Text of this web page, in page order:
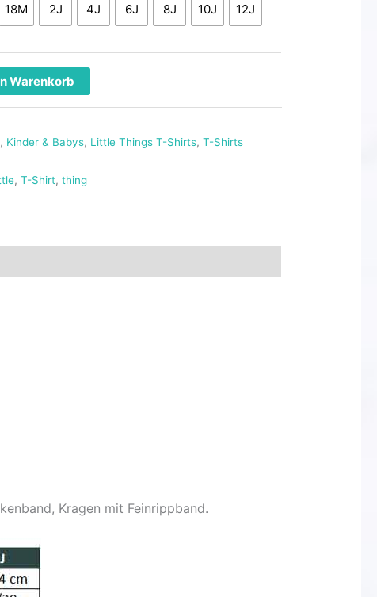
18M 2J 4J 6J 8J 10J 12J
Warenkorb
, Kinder & Babys, Little Things T-Shirts,T-Shirts
,T-Shirt,thing
Kragen mit Feinrippband.